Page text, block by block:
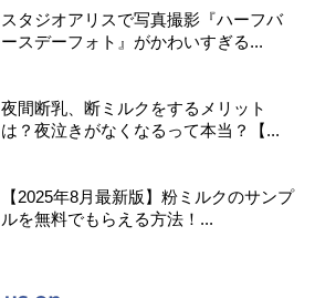
スタジオアリスで写真撮影『ハーフバ
ースデーフォト』がかわいすぎる...
夜間断乳、断ミルクをするメリット
は？夜泣きがなくなるって本当？【...
【2025年8月最新版】粉ミルクのサンプ
ルを無料でもらえる方法！...